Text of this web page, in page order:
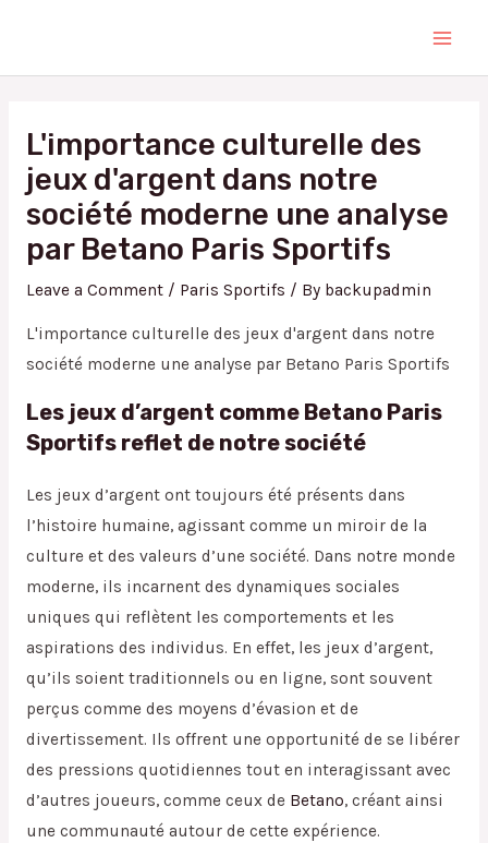
content
L'importance culturelle des
jeux d'argent dans notre
société moderne une analyse
par Betano Paris Sportifs
Leave a Comment / Paris Sportifs / By backupadmin
L'importance culturelle des jeux d'argent dans notre
société moderne une analyse par Betano Paris Sportifs
Les jeux d’argent comme Betano Paris
Sportifs reflet de notre société
Les jeux d’argent ont toujours été présents dans
l’histoire humaine, agissant comme un miroir de la
culture et des valeurs d’une société. Dans notre monde
moderne, ils incarnent des dynamiques sociales
uniques qui reflètent les comportements et les
aspirations des individus. En effet, les jeux d’argent,
qu’ils soient traditionnels ou en ligne, sont souvent
perçus comme des moyens d’évasion et de
divertissement. Ils offrent une opportunité de se libérer
des pressions quotidiennes tout en interagissant avec
d’autres joueurs, comme ceux de Betano, créant ainsi
une communauté autour de cette expérience.